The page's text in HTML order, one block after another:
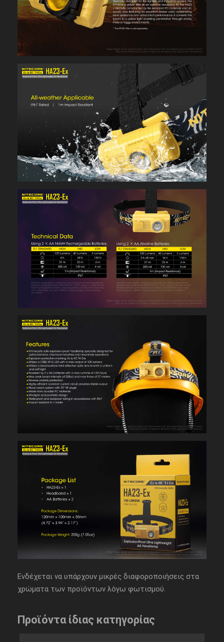
Ενδέχεται να υπάρχουν μικρές διαφοροποιήσεις στα
χρώματα των προϊόντων λόγω φωτισμού.
Προϊόντα ίδιας κατηγορίας